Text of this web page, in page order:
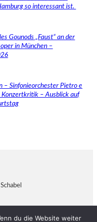
so interessant ist.
Gounods „Faust“ an der
in München –
– Sinfonieorchester Pietro e
Konzertkritik – Ausblick auf
du die Website weiter